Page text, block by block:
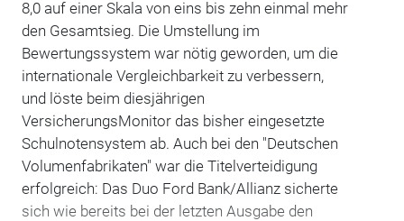
8,0 auf einer Skala von eins bis zehn einmal mehr
den Gesamtsieg. Die Umstellung im
Bewertungssystem war nötig geworden, um die
internationale Vergleichbarkeit zu verbessern,
und löste beim diesjährigen
VersicherungsMonitor das bisher eingesetzte
Schulnotensystem ab. Auch bei den "Deutschen
Volumenfabrikaten" war die Titelverteidigung
erfolgreich: Das Duo Ford Bank/Allianz sicherte
sich wie bereits bei der letzten Ausgabe den